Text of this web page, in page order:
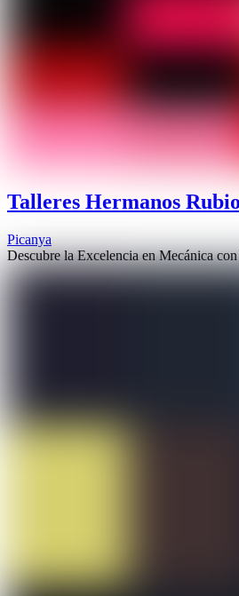
Talleres Hermanos Rubio
Picanya
Descubre la Excelencia en Mecánica